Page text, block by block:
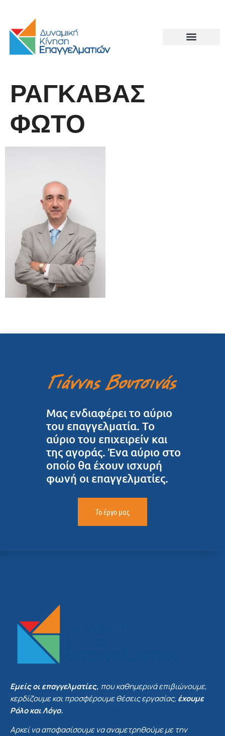
ΡΑΓΚΑΒΑΣ
ΦΩΤΟ
Μας ενδιαφέρει το αύριο
του επαγγελματία. Το
αύριο του επιχειρείν και
της αγοράς. Ένα αύριο στο
οποίο θα έχουν ισχυρή
φωνή οι επαγγελματίες.
Το έργο μας
Εμείς οι επαγγελματίες, που καθημερινά επιβιώνουμε,
κερδίζουμε και προσφέρουμε θέσεις εργασίας, έχουμε
Ρόλο και Λόγο.
Αρκεί να αποφασίσουμε να αναμετρηθούμε με την